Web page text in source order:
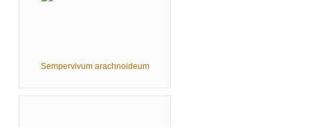
Sempervivum arachnoideum